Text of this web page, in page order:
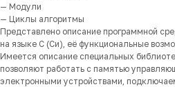
— Модули
— Циклы алгоритмы
Представлено описание программной
на языке С (Cи), её функциональные
Имеется описание специальных
позволяют работать с памятью
электронными устройствами,